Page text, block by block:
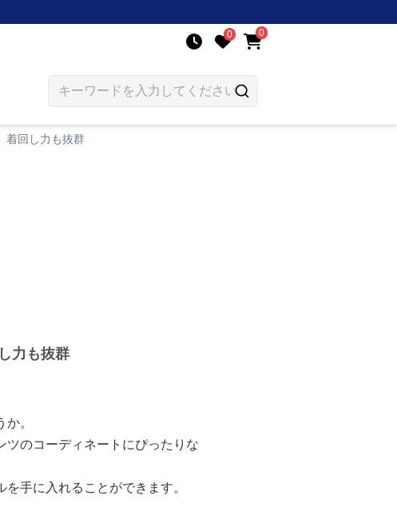
0 0
着回し力も抜群
力も抜群
。
のコーディネートにぴったりな
手に入れることができます。